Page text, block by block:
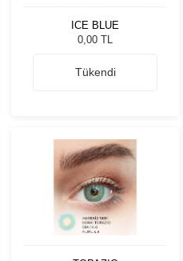
ICE BLUE
0,00 TL
Tükendi